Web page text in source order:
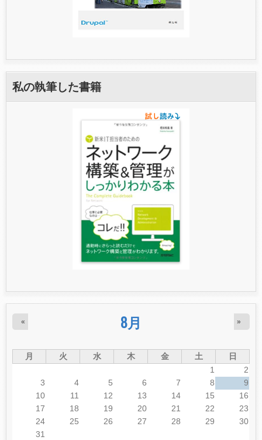
私の執筆した書籍
8月
« »
月 火 水 木 金 土
日
1
2
3
4 5 6 7 8
9
10
11 12 13 14 15
16
17
18 19 20 21 22
23
24
25 26 27 28 29
30
31